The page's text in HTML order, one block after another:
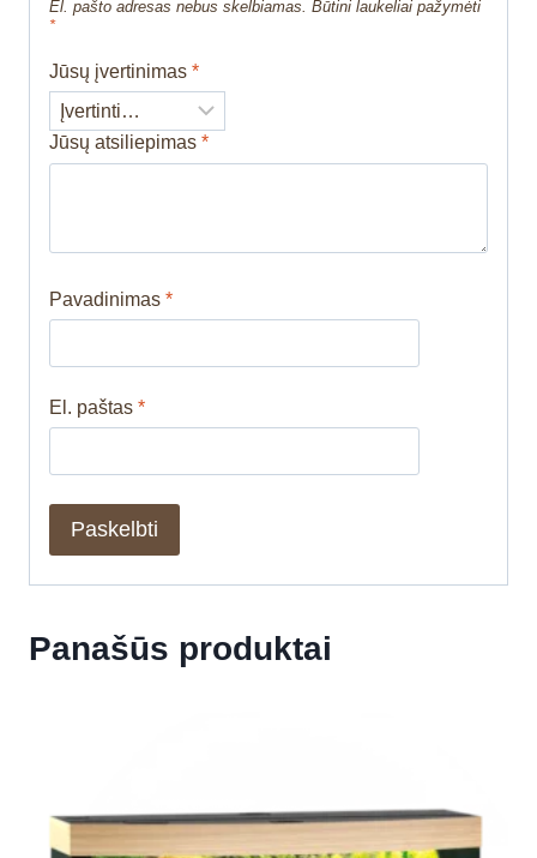
El. pašto adresas nebus skelbiamas. Būtini laukeliai pažymėti
*
Jūsų įvertinimas *
Jūsų atsiliepimas *
Pavadinimas *
El. paštas *
Panašūs produktai